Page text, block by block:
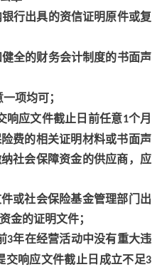
行出具的资信证明原件或复
全的财务会计制度的书面声
项均可；
响应文件截止日前任意1个月
费的相关证明材料或书面声
社会保障资金的供应商，应
或社会保险基金管理部门出
金的证明文件；
3年在经营活动中没有重大违
交响应文件截止日成立不足3